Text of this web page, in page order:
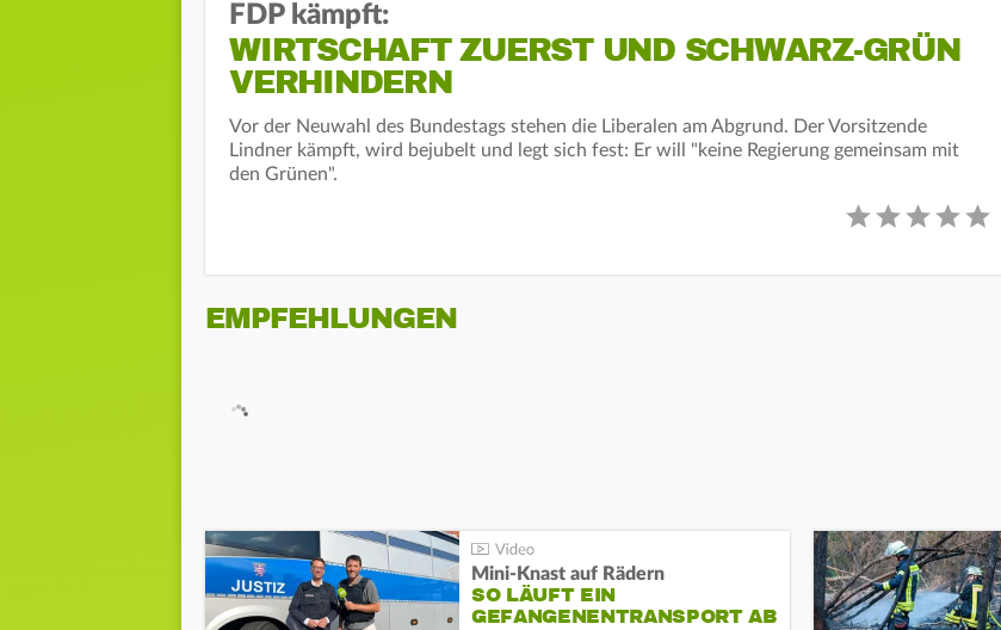
FDP kämpft:
WIRTSCHAFT ZUERST UND SCHWARZ-GRÜN
VERHINDERN
Vor der Neuwahl des Bundestags stehen die Liberalen am Abgrund. Der Vorsitzende
Lindner kämpft, wird bejubelt und legt sich fest: Er will "keine Regierung gemeinsam mit
den Grünen".
EMPFEHLUNGEN
Mini-Knast auf Rädern
SO LÄUFT EIN
GEFANGENENTRANSPORT AB